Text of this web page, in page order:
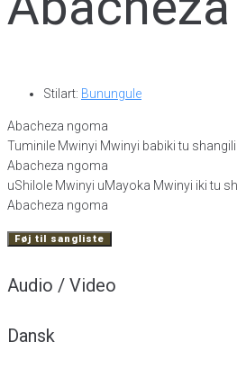
Stilart: Bunungule
Abacheza ngoma
Tuminile Mwinyi Mwinyi babiki tu
Abacheza ngoma
uShilole Mwinyi uMayoka Mwinyi iki tu
Abacheza ngoma
Føj til sangliste
Audio / Video
Dansk